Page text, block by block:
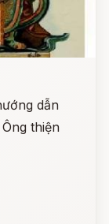
dẫn
thiện